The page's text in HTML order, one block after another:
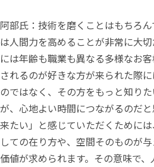
阿部氏：技術を磨くことはもちろ
は人間力を高めることが非常に大
には年齢も職業も異なる多様なお
されるのが好きな方が来られた際
のではなく、その方をもっと知り
が、心地よい時間につながるのだ
来たい」と感じていただくために
しての在り方や、空間そのものが
価値が求められます。その意味で